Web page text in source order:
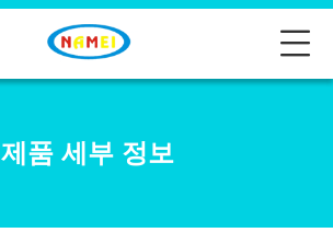
제품 세부 정보